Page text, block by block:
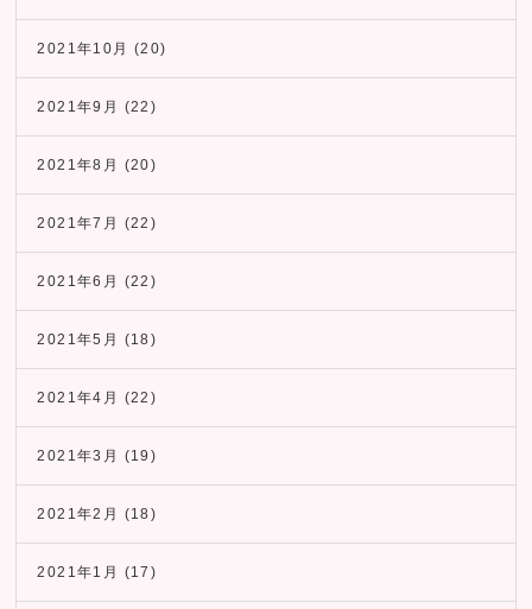
2021年10月 (20)
2021年9月 (22)
2021年8月 (20)
2021年7月 (22)
2021年6月 (22)
2021年5月 (18)
2021年4月 (22)
2021年3月 (19)
2021年2月 (18)
2021年1月 (17)